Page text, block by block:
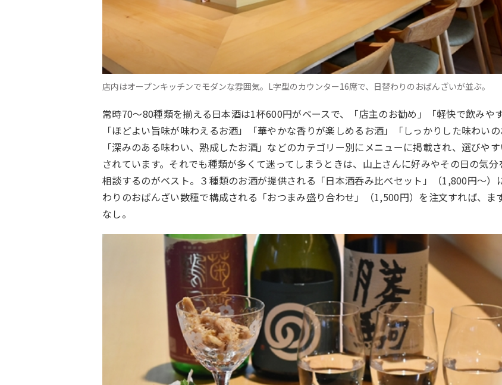
店内はオープンキッチンでモダンな雰囲気。L字型のカウンター16席で、日替わりのおばんざいが並ぶ。
常時70〜80種類を揃える日本酒は1杯600円がベースで、「店主のお勧め」「軽快で飲みやす
「ほどよい旨味が味わえるお酒」「華やかな香りが楽しめるお酒」「しっかりした味わいの
「深みのある味わい、熟成したお酒」などのカテゴリー別にメニューに掲載され、選びや
されています。それでも種類が多くて迷ってしまうときは、山上さんに好みやその日の気分
相談するのがベスト。３種類のお酒が提供される「日本酒呑み比べセット」（1,800円〜）
わりのおばんざい数種で構成される「おつまみ盛り合わせ」（1,500円）を注文すれば、ま
なし。